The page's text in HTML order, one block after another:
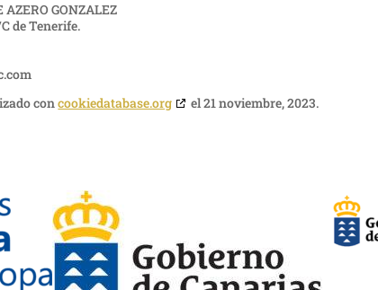
GONZALEZ
de Tenerife.
concookiedatabase.org el 21 noviembre, 2023.